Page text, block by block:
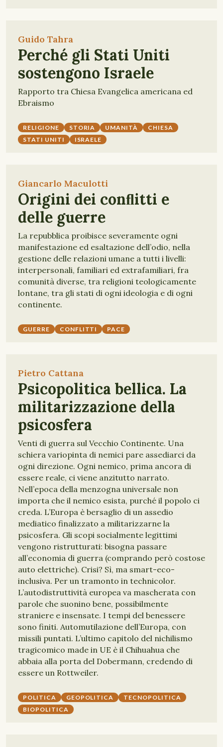
Guido Tahra
Perché gli Stati Uniti
sostengono Israele
Rapporto tra Chiesa Evangelica americana ed
Ebraismo
RELIGIONE STORIA UMANITÀ
CHIESA
STATI UNITI
ISRAELE
Giancarlo Maculotti
Origini dei conﬂitti e
delle guerre
La repubblica proibisce severamente ogni
manifestazione ed esaltazione dell’odio, nella
gestione delle relazioni umane a tutti i livelli:
interpersonali, familiari ed extrafamiliari, fra
comunità diverse, tra religioni teologicamente
lontane, tra gli stati di ogni ideologia e di ogni
continente.
GUERRE CONFLITTI PACE
Pietro Cattana
Psicopolitica bellica. La
militarizzazione della
psicosfera
Venti di guerra sul Vecchio Continente. Una
schiera variopinta di nemici pare assediarci da
ogni direzione. Ogni nemico, prima ancora di
essere reale, ci viene anzitutto narrato.
Nell’epoca della menzogna universale non
importa che il nemico esista, purché il popolo ci
creda. L’Europa è bersaglio di un assedio
mediatico finalizzato a militarizzarne la
psicosfera. Gli scopi socialmente legittimi
vengono ristrutturati: bisogna passare
all’economia di guerra (comprando però costose
auto elettriche). Crisi? Sì, ma smart-eco-
inclusiva. Per un tramonto in technicolor.
L’autodistruttività europea va mascherata con
parole che suonino bene, possibilmente
straniere e insensate. I tempi del benessere
sono finiti. Automutilazione dell’Europa, con
missili puntati. L’ultimo capitolo del nichilismo
tragicomico made in UE è il Chihuahua che
abbaia alla porta del Dobermann, credendo di
essere un Rottweiler.
POLITICA GEOPOLITICA
TECNOPOLITICA
BIOPOLITICA